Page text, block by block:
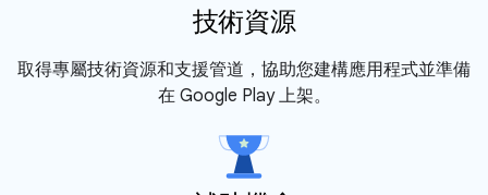
技術資源
取得專屬技術資源和支援管道，協助您建構應用程式並準備
在 Google Play 上架。